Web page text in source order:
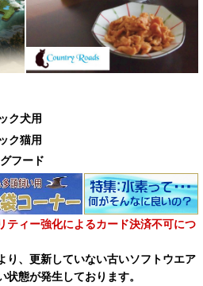
ク犬用
ク猫用
フード
ティー強化によるカード決済不可につ
り、更新していない古いソフトウエア
態が発生しております。